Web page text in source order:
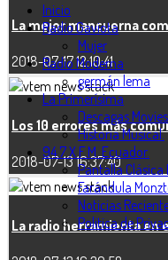
La mejor mancuerna
2018-07-17 12:10:41
Los 10 errores más
2018-07-13 16:37:40
La radio herramienta en
Inicio
Radio Gaviota
Mujer
Radio Moderna
germán lema
La Primerísima
Descagas Movies
Historia Musical.
94.7 X F.M. Ecuador.
Pantalla Clásica
Farándula
Noticias
Politica de